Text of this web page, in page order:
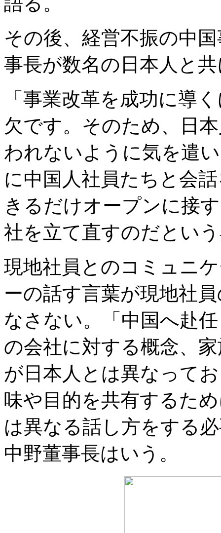
その後、経営不振の中
事長が数名の日本人と
「事業改革を成功に導
欠です。そのため、日
われないように気を遣
に中国人社員たちと会
きるだけオープンに接
社を立て直すのだとい
現地社員とのコミュニ
ーの話す言葉が現地社
なさない。「中国へ赴
の会社に対する概念、
が日本人とは異なって
味や目的を共有するた
は異なる話し方をする
中野董事長はいう。